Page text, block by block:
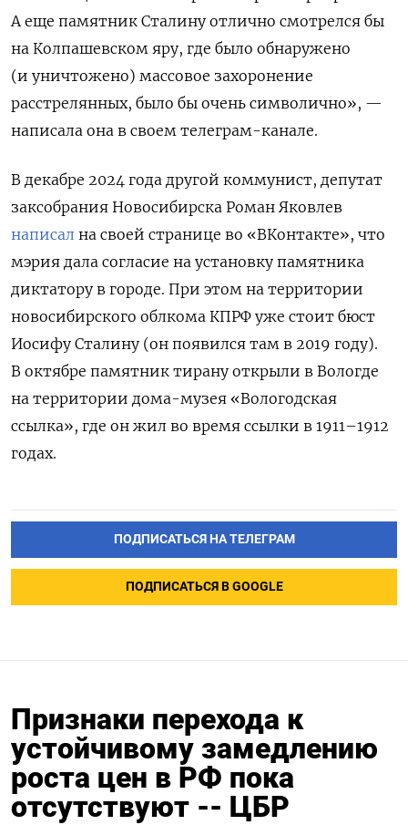
А еще памятник Сталину отлично смотрелся бы
на Колпашевском яру, где было обнаружено
(и уничтожено) массовое захоронение
расстрелянных, было бы очень символично», —
написала она в своем телеграм-канале.
В декабре 2024 года другой коммунист, депутат
заксобрания Новосибирска Роман Яковлев
написал на своей странице во «ВКонтакте», что
мэрия дала согласие на установку памятника
диктатору в городе. При этом на территории
новосибирского облкома КПРФ уже стоит бюст
Иосифу Сталину (он появился там в 2019 году).
В октябре памятник тирану открыли в Вологде
на территории дома-музея «Вологодская
ссылка», где он жил во время ссылки в 1911–1912
годах.
ПОДПИСАТЬСЯ НА ТЕЛЕГРАМ
ПОДПИСАТЬСЯ В GOOGLE
Признаки перехода к
устойчивому замедлению
роста цен в РФ пока
отсутствуют -- ЦБР